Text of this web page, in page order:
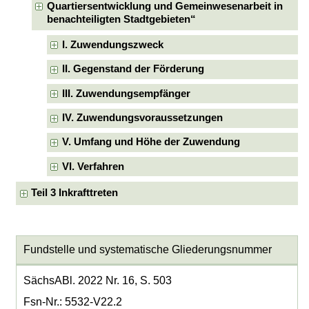
Quartiersentwicklung und Gemeinwesenarbeit in
benachteiligten Stadtgebieten“
I. Zuwendungszweck
II. Gegenstand der Förderung
III. Zuwendungsempfänger
IV. Zuwendungsvoraussetzungen
V. Umfang und Höhe der Zuwendung
VI. Verfahren
Teil 3 Inkrafttreten
Fundstelle und systematische Gliederungsnummer
SächsABl. 2022 Nr. 16, S. 503
Fsn-Nr.: 5532-V22.2